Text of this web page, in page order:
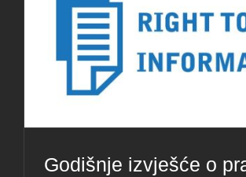
Godišnje izvješće o